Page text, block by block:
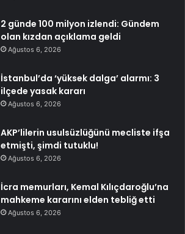
2 günde 100 milyon izlendi: Gündem
olan kızdan açıklama geldi
Ağustos 6, 2026
İstanbul’da ‘yüksek dalga’ alarmı: 3
ilçede yasak kararı
Ağustos 6, 2026
AKP’lilerin usulsüzlüğünü mecliste ifşa
etmişti, şimdi tutuklu!
Ağustos 6, 2026
İcra memurları, Kemal Kılıçdaroğlu’na
mahkeme kararını elden tebliğ etti
Ağustos 6, 2026